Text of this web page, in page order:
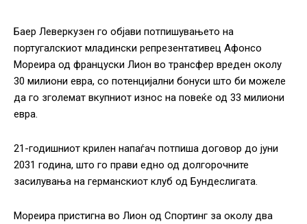
Баер Леверкузен го објави потпишувањето на
португалскиот младински репрезентативец Афонсо
Мореира од француски Лион во трансфер вреден околу
30 милиони евра, со потенцијални бонуси што би можеле
да го зголемат вкупниот износ на повеќе од 33 милиони
евра.
21-годишниот крилен напаѓач потпиша договор до јуни
2031 година, што го прави едно од долгорочните
засилувања на германскиот клуб од Бундеслигата.
Мореира пристигна во Лион од Спортинг за околу два